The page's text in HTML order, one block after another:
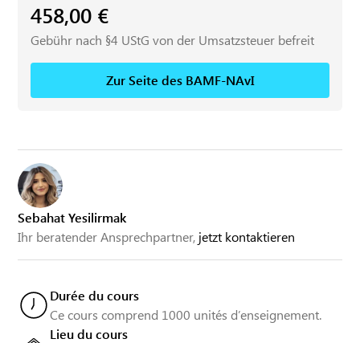
Sebahat Yesilirmak
Ihr beratender Ansprechpartner, jetzt kontaktieren
Durée du cours
Ce cours comprend 1000 unités d’enseignement.
Lieu du cours
458,00 €
Gebühr nach §4 UStG von der Umsatzsteuer befreit
Zur Seite des BAMF-NAvI